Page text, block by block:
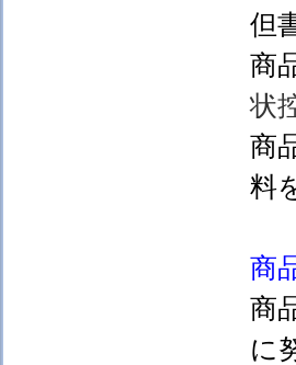
但
商
状
商
料
商
商
に